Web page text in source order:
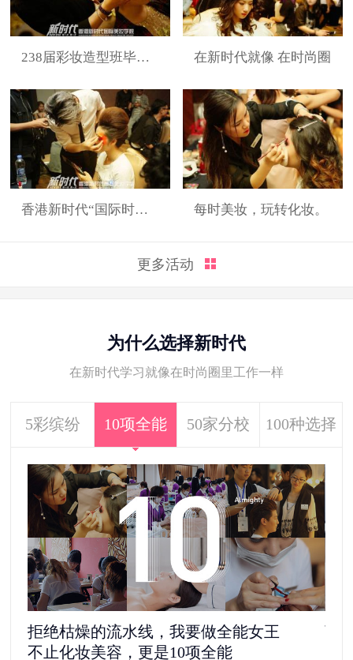
238届彩妆造型班毕业展 在新时代就像 在时尚圈
香港新时代“国际时装周”展演造型 每时美妆，玩转化妆。
更多活动
为什么选择新时代
在新时代学习就像在时尚圈里工作一样
5彩缤纷 10项全能 50家分校 100种选择
拒绝枯燥的流水线，我要做全能女王
不止化妆美容，更是10项全能
离